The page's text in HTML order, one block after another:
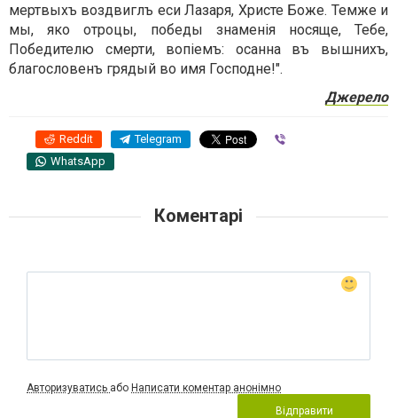
мертвыхъ воздвиглъ еси Лазаря, Христе Боже. Темже и
мы, яко отроцы, победы знаменія носяще, Тебе,
Победителю смерти, вопіемъ: осанна въ вышнихъ,
благословенъ грядый во имя Господне!".
Джерело
Reddit Telegram
WhatsApp
Коментарі
Авторизуватись або Написати коментар анонімно
Відправити